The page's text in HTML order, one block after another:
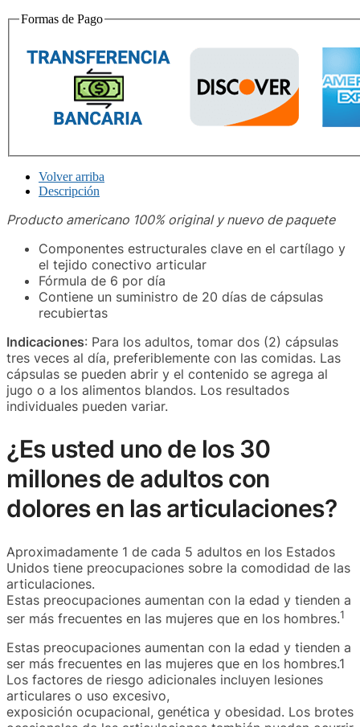
Formas de Pago
Volver arriba
Descripción
Producto americano 100% original y nuevo de paquete
Componentes estructurales clave en el cartílago y
el tejido conectivo articular
Fórmula de 6 por día
Contiene un suministro de 20 días de cápsulas
recubiertas
Indicaciones:‎‎ Para los adultos, tomar dos (2) cápsulas
tres veces al día, preferiblemente con las comidas. Las
cápsulas se pueden abrir y el contenido se agrega al
jugo o a los alimentos blandos. Los resultados
individuales pueden variar. ‎
¿Es usted uno de los 30
millones de adultos con
dolores en las articulaciones?
Aproximadamente 1 de cada 5 adultos en los Estados
Unidos tiene preocupaciones sobre la comodidad de las
articulaciones.
Estas preocupaciones aumentan con la edad y tienden a
ser más frecuentes en las mujeres que en los hombres.1
Estas preocupaciones aumentan con la edad y tienden a
ser más frecuentes en las mujeres que en los hombres.1
Los factores de riesgo adicionales incluyen lesiones
articulares o uso excesivo,
exposición ocupacional, genética y obesidad. Los brotes